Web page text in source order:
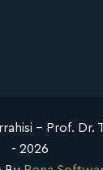
- Prof. Dr.
- 2026